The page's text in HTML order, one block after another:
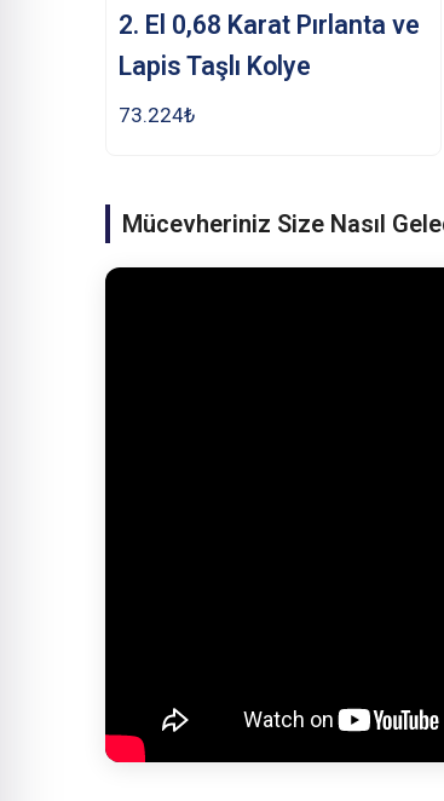
2. El 0,68 Karat Pırlanta ve
Lapis Taşlı Kolye
73.224₺
Mücevheriniz Size Nasıl